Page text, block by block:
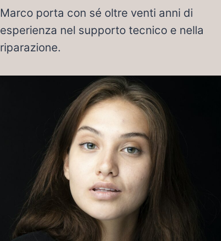
Marco porta con sé oltre venti anni di
esperienza nel supporto tecnico e nella
riparazione.